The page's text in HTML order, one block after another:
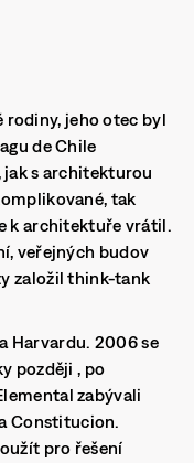
rodiny, jeho otec byl
de Chile
jak s architekturou
tak
k architektuře vrátil.
veřejných budov
založil think-tank
Harvardu. 2006 se
později , po
zabývali
Constitucion.
pro řešení